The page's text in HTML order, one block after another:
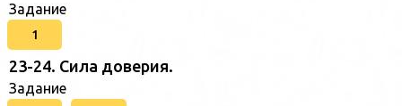
Задание
1
23-24. Сила доверия.
Задание